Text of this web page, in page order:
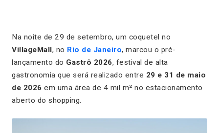
Na noite de 29 de setembro, um coquetel no
VillageMall, no Rio de Janeiro, marcou o pré-
lançamento do Gastrô 2026, festival de alta
gastronomia que será realizado entre 29 e 31 de maio
de 2026 em uma área de 4 mil m² no estacionamento
aberto do shopping.